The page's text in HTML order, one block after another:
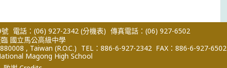
電話：(06) 927-2342 (分機表) 傳真電話：(06) 927-6502
國立馬公高級中學
, Taiwan (R.O.C.) TEL：886-6-927-2342 FAX：886-6-927-6502
Magong High School